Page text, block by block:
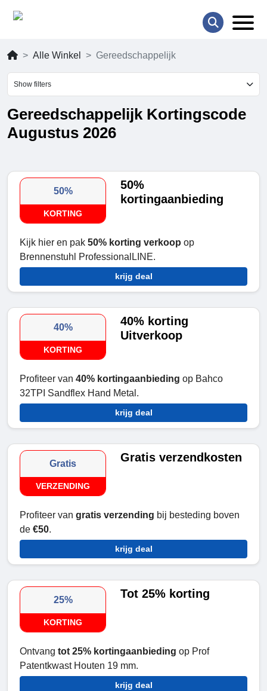
Alle Winkel Gereedschappelijk
Show filters
Gereedschappelijk Kortingscode
Augustus 2026
50%
KORTING
50%
kortingaanbieding
Kijk hier en pak 50% korting verkoop op
Brennenstuhl ProfessionalLINE.
krijg deal
40%
KORTING
40% korting
Uitverkoop
Profiteer van 40% kortingaanbieding op Bahco
32TPI Sandflex Hand Metal.
krijg deal
Gratis
VERZENDING
Gratis verzendkosten
Profiteer van gratis verzending bij besteding boven
de €50.
krijg deal
25%
KORTING
Tot 25% korting
Ontvang tot 25% kortingaanbieding op Prof
Patentkwast Houten 19 mm.
krijg deal